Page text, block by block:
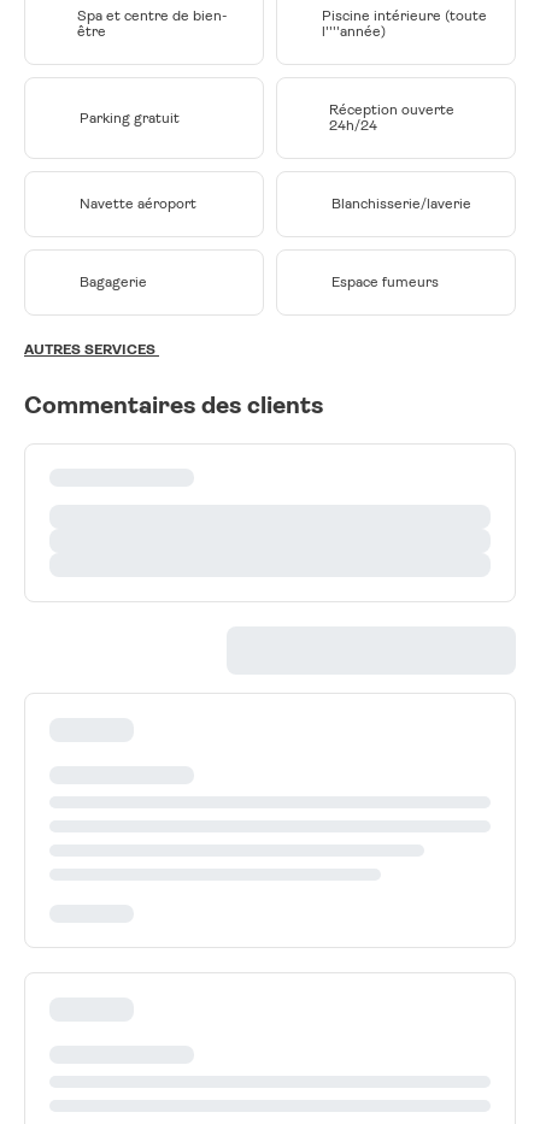
Spa et centre de bien-
être
Piscine intérieure (toute
l''''année)
Parking gratuit
Réception ouverte
24h/24
Navette aéroport Blanchisserie/laverie
Bagagerie Espace fumeurs
AUTRES SERVICES
Commentaires des clients